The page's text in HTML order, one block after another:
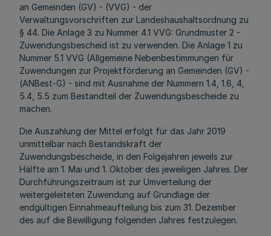
an Gemeinden (GV) - (VVG) - der
Verwaltungsvorschriften zur Landeshaushaltsordnung zu
§ 44. Die Anlage 3 zu Nummer 4.1 VVG: Grundmuster 2 -
Zuwendungsbescheid ist zu verwenden. Die Anlage 1 zu
Nummer 5.1 VVG (Allgemeine Nebenbestimmungen für
Zuwendungen zur Projektförderung an Gemeinden (GV) -
(ANBest-G) - sind mit Aus­nahme der Nummern 1.4, 1.6, 4,
5.4, 5.5 zum Bestandteil der Zuwendungsbescheide zu
machen.
Die Auszahlung der Mittel erfolgt für das Jahr 2019
unmittelbar nach Bestandskraft der
Zuwendungsbescheide, in den Folgejahren jeweils zur
Hälfte am 1. Mai und 1. Oktober des jeweiligen Jahres. Der
Durchführungszeitraum ist zur Umverteilung der
weitergeleiteten Zuwendung auf Grundlage der
endgültigen Einnahmeaufteilung bis zum 31. Dezember
des auf die Bewilligung folgenden Jahres festzulegen.